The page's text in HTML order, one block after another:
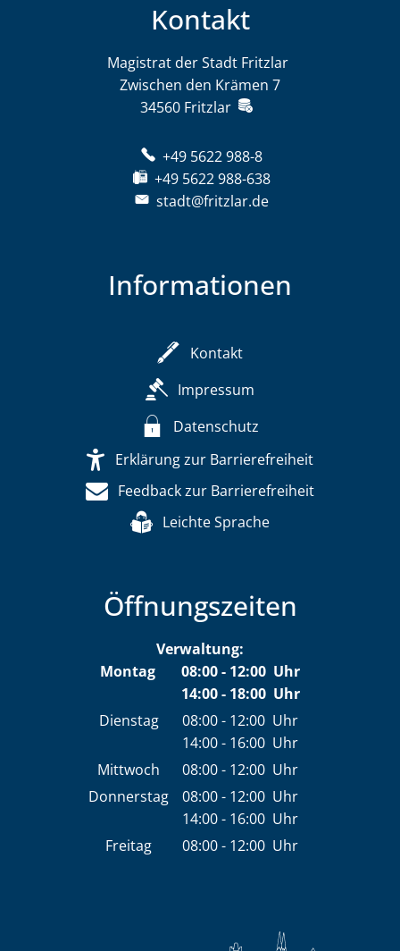
Kontakt
Magistrat der Stadt Fritzlar
Zwischen den Krämen 7
34560 Fritzlar
+49 5622 988-8
+49 5622 988-638
stadt@fritzlar.de
Informationen
Kontakt
Impressum
Datenschutz
Erklärung zur Barrierefreiheit
Feedback zur Barrierefreiheit
Leichte Sprache
Öffnungszeiten
Verwaltung:
Montag
08:00- 12:00 Uhr
Von 08:00 bis 12:00
14:00- 18:00 Uhr
Von 14:00 bis 18:00
Dienstag 08:00- 12:00 Uhr
Von 08:00 bis 12:00 Uhr
14:00- 16:00 Uhr
Von 14:00 bis 16:00 Uhr
Mittwoch 08:00- 12:00 Uhr
Von 08:00 bis 12:00 Uhr
Donnerstag 08:00- 12:00 Uhr
Von 08:00 bis 12:00 Uhr
14:00- 16:00 Uhr
Von 14:00 bis 16:00 Uhr
Freitag 08:00- 12:00 Uhr